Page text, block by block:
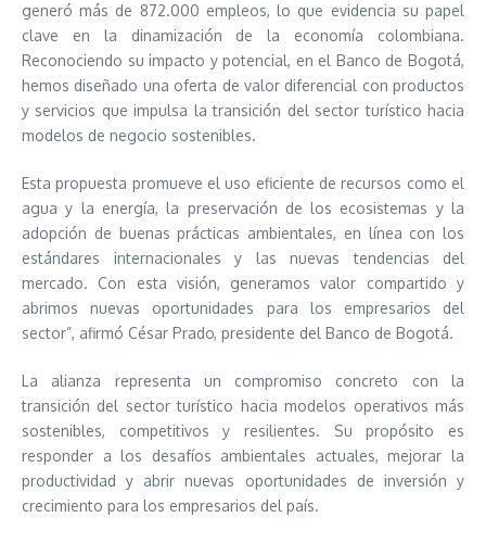
generó más de 872.000 empleos, lo que evidencia su papel
clave en la dinamización de la economía colombiana.
Reconociendo su impacto y potencial, en el Banco de Bogotá,
hemos diseñado una oferta de valor diferencial con productos
y servicios que impulsa la transición del sector turístico hacia
modelos de negocio sostenibles.
Esta propuesta promueve el uso eficiente de recursos como el
agua y la energía, la preservación de los ecosistemas y la
adopción de buenas prácticas ambientales, en línea con los
estándares internacionales y las nuevas tendencias del
mercado. Con esta visión, generamos valor compartido y
abrimos nuevas oportunidades para los empresarios del
sector”, afirmó César Prado, presidente del Banco de Bogotá.
La alianza representa un compromiso concreto con la
transición del sector turístico hacia modelos operativos más
sostenibles, competitivos y resilientes. Su propósito es
responder a los desafíos ambientales actuales, mejorar la
productividad y abrir nuevas oportunidades de inversión y
crecimiento para los empresarios del país.